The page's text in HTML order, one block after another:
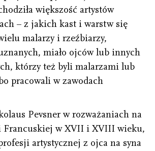
większość artystów
– z jakich kast i warstw się
malarzy i rzeźbiarzy,
miało ojców lub innych
którzy też byli malarzami lub
pracowali w zawodach
Pevsner w rozważaniach na
Francuskiej w XVII i XVIII wieku,
artystycznej z ojca na syna